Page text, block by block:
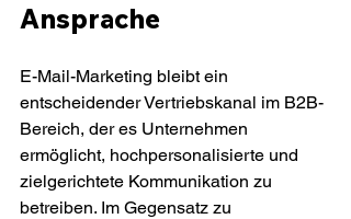
Ansprache
E-Mail-Marketing bleibt ein
entscheidender Vertriebskanal im B2B-
Bereich, der es Unternehmen
ermöglicht, hochpersonalisierte und
zielgerichtete Kommunikation zu
betreiben. Im Gegensatz zu